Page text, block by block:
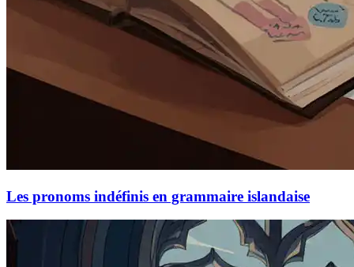
Les pronoms indéfinis en grammaire islandaise